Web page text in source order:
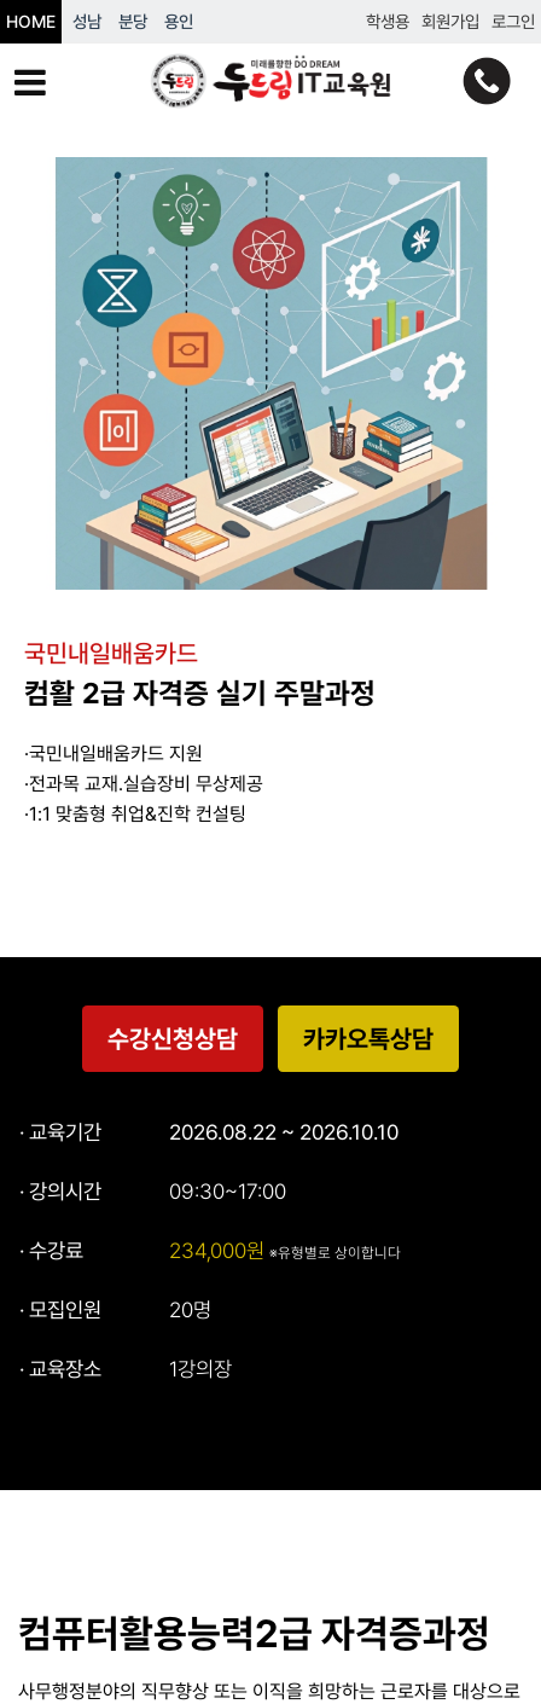
HOME 성남 분당 용인 학생용 회원가입 로그인
국민내일배움카드
컴활 2급 자격증 실기 주말과정
·국민내일배움카드 지원
·전과목 교재.실습장비 무상제공
·1:1 맞춤형 취업&진학 컨설팅
수강신청상담 카카오톡상담
· 교육기간 2026.08.22 ~ 2026.10.10
· 강의시간 09:30~17:00
· 수강료 234,000원 ※유형별로 상이합니다
· 모집인원 20명
· 교육장소 1강의장
컴퓨터활용능력2급 자격증과정
사무행정분야의 직무향상 또는 이직을 희망하는 근로자를 대상으로